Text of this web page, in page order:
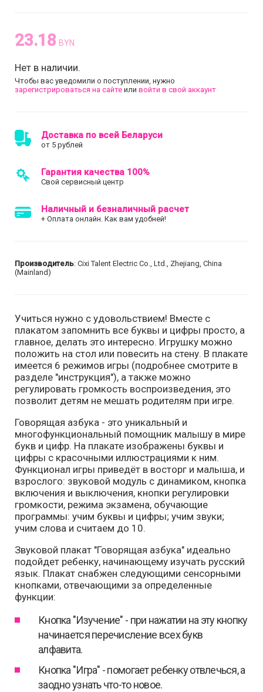
23.18 BYN
Нет в наличии.
Чтобы вас уведомили о поступлении, нужно
зарегистрироваться на сайте или войти в свой аккаунт
Доставка по всей Беларуси
от 5 рублей
Гарантия качества 100%
Свой сервисный центр
Наличный и безналичный расчет
+ Оплата онлайн. Как вам удобней!
Производитель: Cixi Talent Electric Co., Ltd., Zhejiang, China
(Mainland)
Учиться нужно с удовольствием! Вместе с
плакатом запомнить все буквы и цифры просто, а
главное, делать это интересно. Игрушку можно
положить на стол или повесить на стену. В плакате
имеется 6 режимов игры (подробнее смотрите в
разделе "инструкция"), а также можно
регулировать громкость воспроизведения, это
позволит детям не мешать родителям при игре.
Говорящая азбука - это уникальный и
многофункциональный помощник малышу в мире
букв и цифр. На плакате изображены буквы и
цифры с красочными иллюстрациями к ним.
Функционал игры приведёт в восторг и малыша, и
взрослого: звуковой модуль с динамиком, кнопка
включения и выключения, кнопки регулировки
громкости, режима экзамена, обучающие
программы: учим буквы и цифры; учим звуки;
учим слова и считаем до 10.
Звуковой плакат "Говорящая азбука" идеально
подойдет ребенку, начинающему изучать русский
язык. Плакат снабжен следующими сенсорными
кнопками, отвечающими за определенные
функции:
Кнопка "Изучение" - при нажатии на эту кнопку
начинается перечисление всех букв
алфавита.
Кнопка "Игра" - помогает ребенку отвлечься, а
заодно узнать что-то новое.